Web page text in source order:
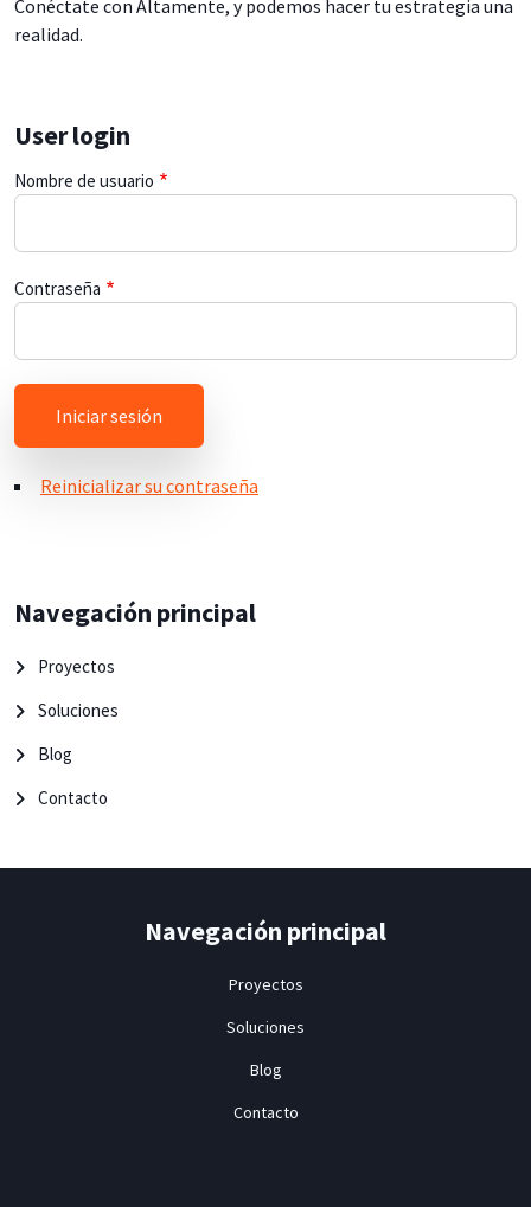
Conéctate con Altamente, y podemos hacer tu estrategia una
realidad.
User login
Nombre de usuario
Contraseña
Reinicializar su contraseña
Navegación principal
Proyectos
Soluciones
Blog
Contacto
Navegación principal
Proyectos
Soluciones
Blog
Contacto